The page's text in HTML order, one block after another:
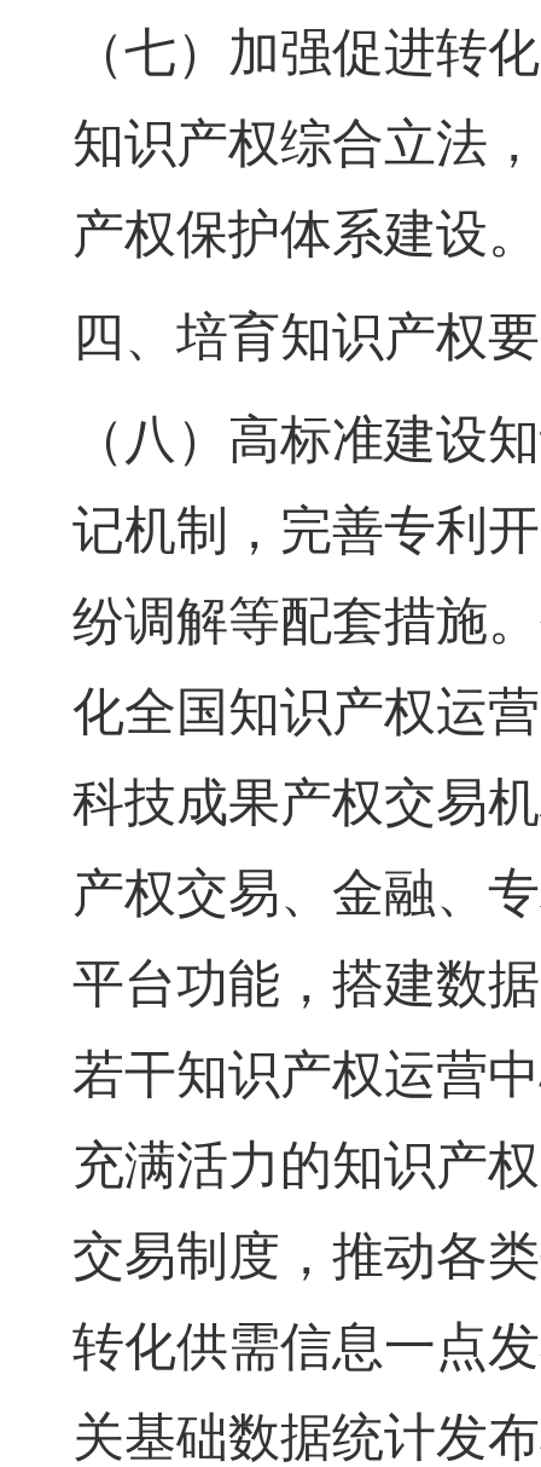
（七）加强促进转
知识产权综合立法
产权保护体系建设。
四、培育知识产权
（八）高标准建设
记机制，完善专利
纷调解等配套措施
化全国知识产权运
科技成果产权交易
产权交易、金融、
平台功能，搭建数
若干知识产权运营
充满活力的知识产
交易制度，推动各
转化供需信息一点
关基础数据统计发